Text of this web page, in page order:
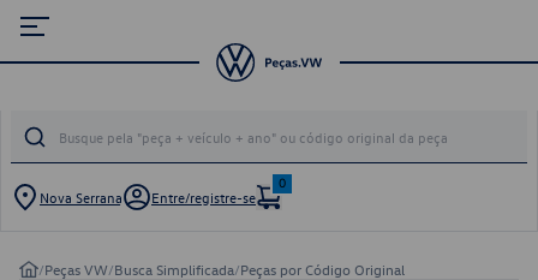
Nova Serrana Entre/registre-se
0
/Peças VW/Busca Simplificada/Peças por Código Original